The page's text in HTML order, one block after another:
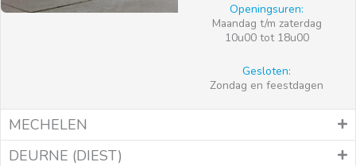
Openingsuren:
Maandag t/m zaterdag
10u00 tot 18u00
Gesloten:
Zondag en feestdagen
MECHELEN
DEURNE (DIEST)